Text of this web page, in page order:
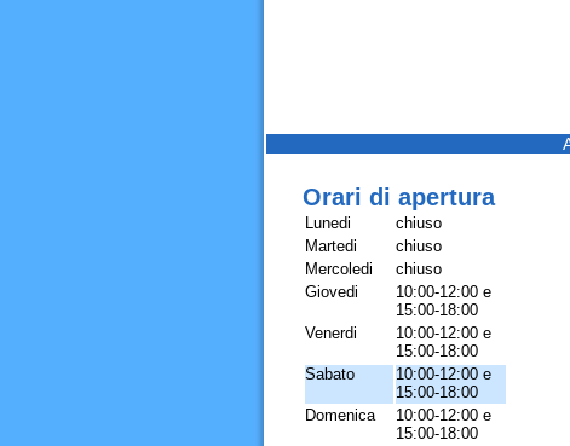
Orari di apertura
Lunedi
chiuso
Martedi
chiuso
Mercoledi
chiuso
Giovedi
10:00-12:00 e
15:00-18:00
Venerdi
10:00-12:00 e
15:00-18:00
Sabato
10:00-12:00 e
15:00-18:00
Domenica
10:00-12:00 e
15:00-18:00